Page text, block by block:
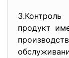
продукт